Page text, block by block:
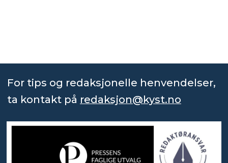
For tips og redaksjonelle henvendelser,
ta kontakt på redaksjon@kyst.no